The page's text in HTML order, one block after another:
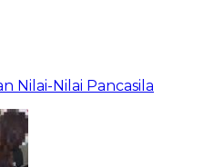
Nilai-Nilai Pancasila